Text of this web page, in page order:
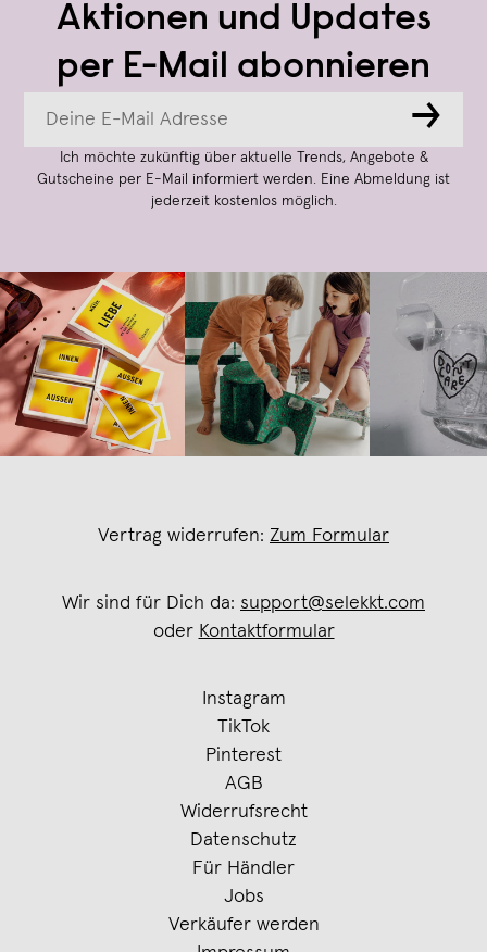
Aktionen und Updates
per E-Mail abonnieren
→
Ich möchte zukünftig über aktuelle Trends, Angebote &
Gutscheine per E-Mail informiert werden. Eine Abmeldung ist
jederzeit kostenlos möglich.
Vertrag widerrufen: Zum Formular
Wir sind für Dich da: support@selekkt.com
oder Kontaktformular
Instagram
TikTok
Pinterest
AGB
Widerrufsrecht
Datenschutz
Für Händler
Jobs
Verkäufer werden